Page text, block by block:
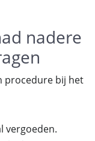
nadere
procedure bij het
vergoeden.